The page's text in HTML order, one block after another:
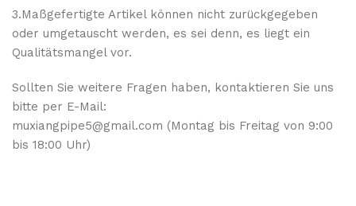
3.Maßgefertigte Artikel können nicht zurückgegeben
oder umgetauscht werden, es sei denn, es liegt ein
Qualitätsmangel vor.
Sollten Sie weitere Fragen haben, kontaktieren Sie uns
bitte per E-Mail:
muxiangpipe5@gmail.com (Montag bis Freitag von 9:00
bis 18:00 Uhr)